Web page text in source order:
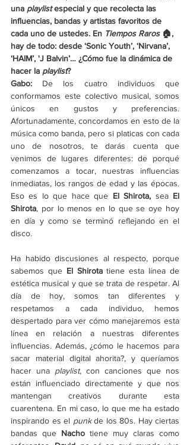
una playlist especial y que recolecta las
influencias, bandas y artistas favoritos de
cada uno de ustedes. En Tiempos Raros 🏠,
hay de todo: desde ‘Sonic Youth’, ‘Nirvana’,
‘HAIM’, 'J Balvin’… ¿Cómo fue la dinámica de
hacer la playlist?
Gabo: De los cuatro individuos que
conformamos este colectivo musical, somos
únicos en gustos y preferencias.
Afortunadamente, concordamos en esto de la
música como banda, pero si platicas con cada
uno de nosotros, te darás cuenta que
venimos de lugares diferentes: de porqué
comenzamos a tocar, nuestras influencias
inmediatas, los rangos de edad y las épocas.
Eso es lo que hace que El Shirota, sea El
Shirota, por lo menos en lo que se oye hoy
en día y como se terminó reflejando en el
disco.
Ha habido discusiones al respecto, porque
sabemos que El Shirota tiene esta línea de
estética musical y que se trata de respetar. Al
día de hoy, somos tan diferentes y
respetamos a cada individuo, hemos
despertado para ver cómo manejaremos esta
línea en relación a nuestras diferentes
influencias. Además, ¿cómo le hacemos para
sacar material digital ahorita?, y queríamos
hacer una playlist, con canciones que nos
están influenciado directamente y que nos
mantengan creativos durante esta
cuarentena. En mi caso, lo que me ha estado
inspirando es el punk de los 80s. Hay ciertas
bandas que Nacho tiene muy claras como